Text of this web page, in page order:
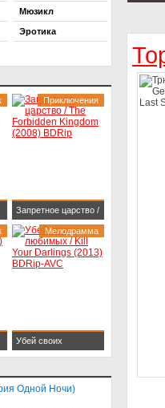
Мюзикл
Эротика
Запретное царство /
The Forbidden
Kingdom (2008)
Приключения
Убей своих
Darlings (2013)
Мелодрамма
Одной Ночи)